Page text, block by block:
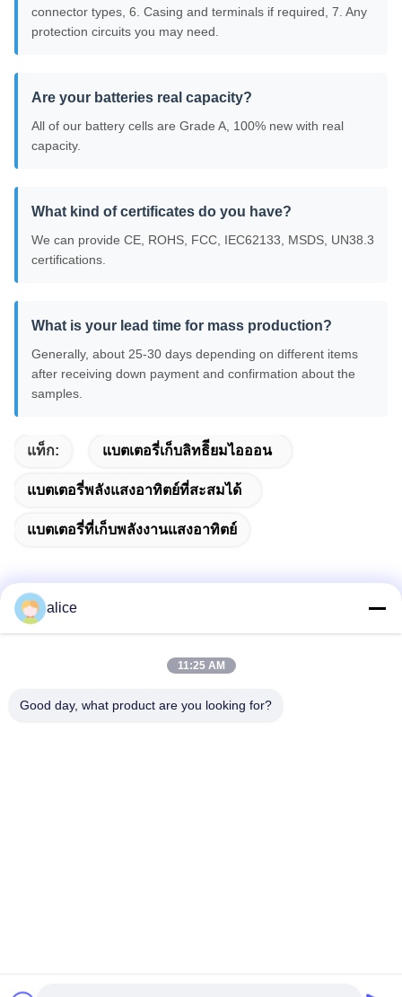
connector types, 6. Casing and terminals if required, 7. Any
protection circuits you may need.
Are your batteries real capacity?
All of our battery cells are Grade A, 100% new with real
capacity.
What kind of certificates do you have?
We can provide CE, ROHS, FCC, IEC62133, MSDS, UN38.3
certifications.
What is your lead time for mass production?
Generally, about 25-30 days depending on different items
after receiving down payment and confirmation about the
samples.
แท็ก: แบตเตอรี่เก็บลิทธิียมไอออน
แบตเตอรี่พลังแสงอาทิตย์ที่สะสมได้
แบตเตอรี่ที่เก็บพลังงานแสงอาทิตย์
ถนนฟูหยวน 5, สวนอุตสาหกรรมแบตเตอรี่ลิเธียม, เขตไฮเทค,
Shandong Tian Han New Energy Technology Co., Ltd. สิทธิ
alice
11:25 AM
Good day, what product are you looking for?